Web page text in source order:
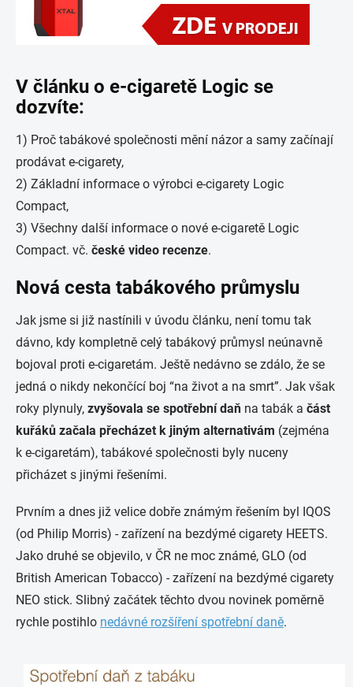
V článku o e-cigaretě Logic se
dozvíte:
1) Proč tabákové společnosti mění názor a samy začínají
prodávat e-cigarety,
2) Základní informace o výrobci e-cigarety Logic
Compact,
3) Všechny další informace o nové e-cigaretě Logic
Compact. vč. české video recenze.
Nová cesta tabákového průmyslu
Jak jsme si již nastínili v úvodu článku, není tomu tak
dávno, kdy kompletně celý tabákový průmysl neúnavně
bojoval proti e-cigaretám. Ještě nedávno se zdálo, že se
jedná o nikdy nekončící boj “na život a na smrt”. Jak však
roky plynuly, zvyšovala se spotřební daň na tabák a část
kuřáků začala přecházet k jiným alternativám (zejména
k e-cigaretám), tabákové společnosti byly nuceny
přicházet s jinými řešeními.
Prvním a dnes již velice dobře známým řešením byl IQOS
(od Philip Morris) - zařízení na bezdýmé cigarety HEETS.
Jako druhé se objevilo, v ČR ne moc známé, GLO (od
British American Tobacco) - zařízení na bezdýmé cigarety
NEO stick. Slibný začátek těchto dvou novinek poměrně
rychle postihlo nedávné rozšíření spotřební daně.